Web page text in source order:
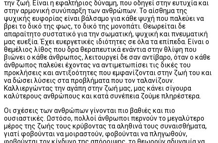
την ζωή. Είναι η εφαλτήριος δύναμη, που οδηγεί στην ευτυχία και
στην αρμονική συνύπαρξη των ανθρώπων. Το αίσθημα της
ψυχικής ευφορίας είναι βάλσαμο για κάθε ψυχή που παλεύει να
βρει το δικό της φως, το δικό της μονοπάτι. Θεωρείται δε
απαραίτητο συστατικό για την σωματική, ψυχική και πνευματική
μας ευεξία. Έχει ευεργετικές ιδιότητες σε όλα τα επίπεδα. Είναι ο
θεμέλιος λίθος που δρα θεραπευτικά ενάντια στην θλίψη που
βιώνει ο κάθε άνθρωπος, λειτουργεί δε σαν αντίβαρο, όταν ο κάθε
άνθρωπος παλεύει έχοντας να αντιμετωπίσει τις δικές του
προκλήσεις και αντιξοότητες που εμφανίζονται στην ζωή του και
να δώσει λύσεις στα προβλήματα που τον ταλανίζουν.
Καλλιεργώντας την αγάπη στην ζωή μας, μας κάνει σίγουρα
καλύτερους ανθρώπους και κατά συνέπεια ζούμε πληρέστερα.
Οι σχέσεις των ανθρώπων γίνονται πιο βαθιές και πιο
ουσιαστικές. Ωστόσο, πολλοί άνθρωποι περνούν το μεγαλύτερο
μέρος της ζωής τους κρύβοντας τα αληθινά τους συναισθήματα,
γιατί φοβούνται να μοιραστούν, φοβούνται να πληγωθούν,
φοβούνται τον κίνδυνο της απόρριψης, το θεωρούν αδυναμία να